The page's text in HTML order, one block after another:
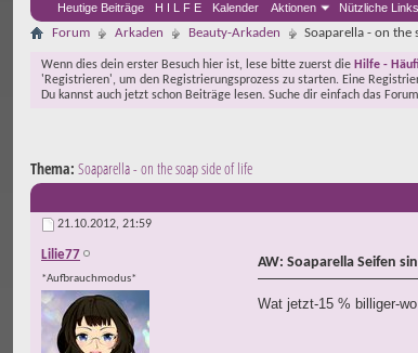
Heutige Beiträge H I L F E Kalender Aktionen Nützliche Links
Forum Arkaden Beauty-Arkaden Soaparella - on the
Wenn dies dein erster Besuch hier ist, lese bitte zuerst die Hilfe -
'Registrieren', um den Registrierungsprozess zu starten. Eine
Du kannst auch jetzt schon Beiträge lesen. Suche dir einfach das
Thema: Soaparella - on the soap side of life
21.10.2012, 21:59
Lilie77
*Aufbrauchmodus*
AW: Soaparella Seifen
Wat jetzt-15 % billiger-